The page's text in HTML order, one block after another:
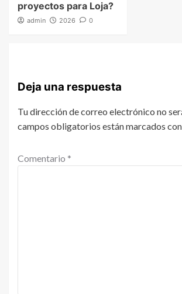
proyectos para Loja?
admin 2026 0
Deja una respuesta
Tu dirección de correo electrónico no
campos obligatorios están marcados con
Comentario *